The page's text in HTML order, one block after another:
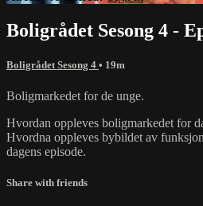
Boligrådet Sesong 4 -
Boligrådet Sesong 4 • 19m
Boligmarkedet for de unge.
Hvordan oppleves boligmarkedet for
Hvordna oppleves bybildet av
dagens episode.
Share with friends